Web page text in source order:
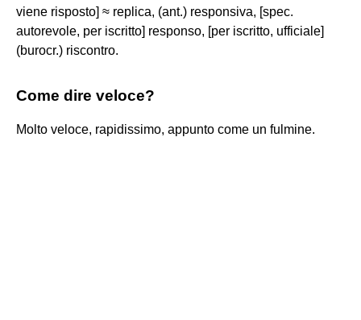
viene risposto] ≈ replica, (ant.) responsiva, [spec.
autorevole, per iscritto] responso, [per iscritto, ufficiale]
(burocr.) riscontro.
Come dire veloce?
Molto veloce, rapidissimo, appunto come un fulmine.